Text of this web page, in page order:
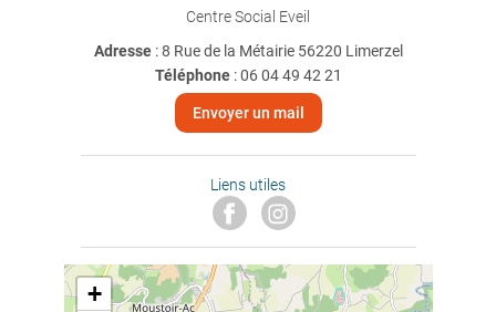
Centre Social Eveil
Adresse : 8 Rue de la Métairie 56220 Limerzel
Téléphone:06 04 49 42 21
Envoyer un mail
Liens utiles
+